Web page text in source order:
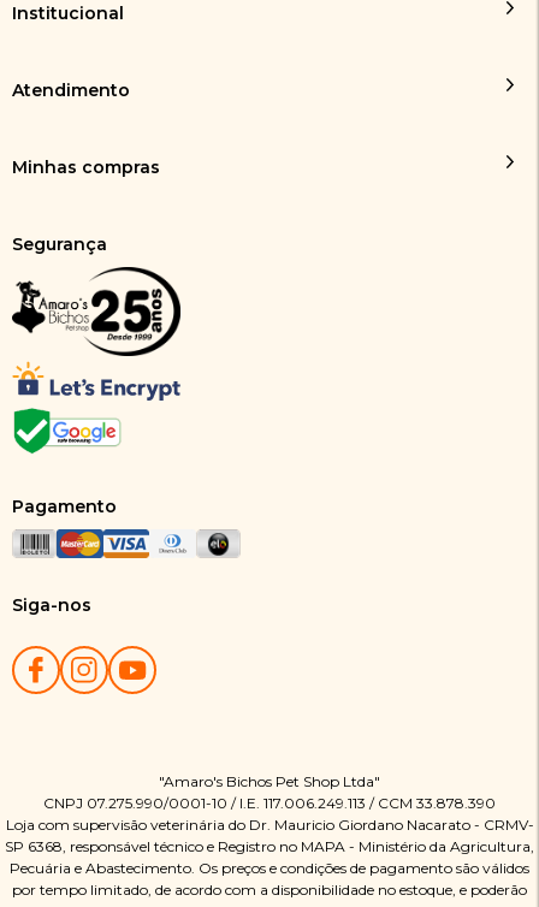
Institucional
Atendimento
Minhas compras
Segurança
Pagamento
Siga-nos
"Amaro's Bichos Pet Shop Ltda"
CNPJ 07.275.990/0001-10 / I.E. 117.006.249.113 / CCM 33.878.390
Loja com supervisão veterinária do Dr. Mauricio Giordano Nacarato - CRMV-
SP 6368, responsável técnico e Registro no MAPA - Ministério da Agricultura,
Pecuária e Abastecimento. Os preços e condições de pagamento são válidos
por tempo limitado, de acordo com a disponibilidade no estoque, e poderão